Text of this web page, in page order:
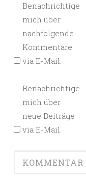
Benachrichtige
mich über
nachfolgende
Kommentare
via E-Mail.
Benachrichtige
mich über
neue Beiträge
via E-Mail.